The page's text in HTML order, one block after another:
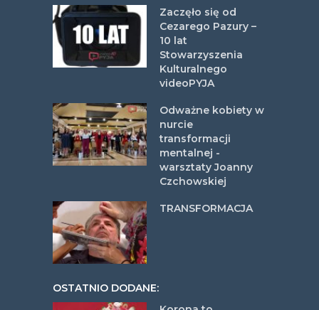
Zaczęło się od
Cezarego Pazury –
10 lat
Stowarzyszenia
Kulturalnego
videoPYJA
Odważne kobiety w
nurcie
transformacji
mentalnej -
warsztaty Joanny
Czchowskiej
TRANSFORMACJA
OSTATNIO DODANE: